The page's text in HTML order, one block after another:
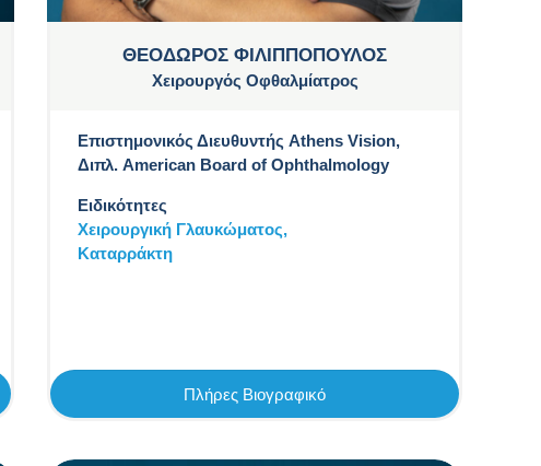
ΘΕΟΔΩΡΟΣ ΦΙΛΙΠΠΟΠΟΥΛΟΣ
Χειρουργός Οφθαλμίατρος
Επιστημονικός Διευθυντής Athens Vision,
Διπλ. American Board of Ophthalmology
Ειδικότητες
Χειρουργική Γλαυκώματος,
Καταρράκτη
Πλήρες Βιογραφικό